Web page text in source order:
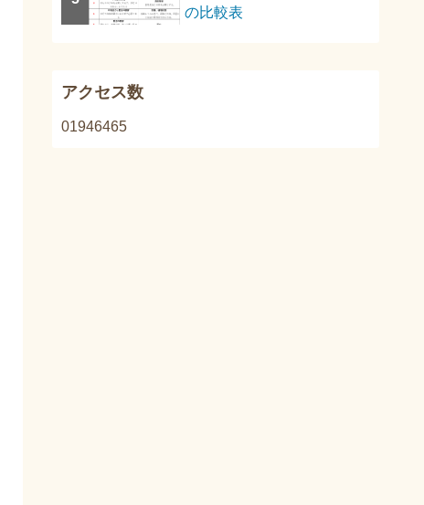
の比較表
アクセス数
1946465